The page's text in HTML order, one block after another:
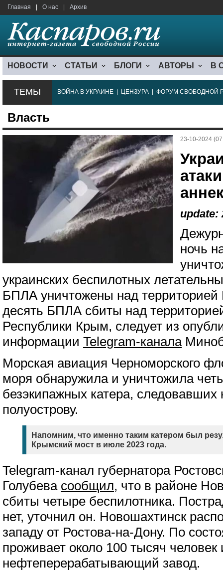
Главная О нас Архив
НОВОСТИ СТАТЬИ БЛОГИ АВТОРЫ В
ТЕМЫ ВОЙНА В УКРАИНЕ ЦЕНЗУРА ФОРУМ СВОБОДНОЙ
Власть
23-10-2024
update:
ночь
украинских беспилотных
БПЛА уничтожены над территорией
десять БПЛА сбиты над
Республики Крым, следует из
информации Telegram-канала
Морская авиация Черноморского
моря обнаружила и уничтожила
безэкипажных катера,
полуострову.
Напомним, что именно таким катером был
Крымский мост в июле 2023 года.
Telegram-канал губернатора
Голубева сообщил, что в районе
сбиты четыре беспилотника.
нет, уточнил он. Новошахтинск
западу от Ростова-на-Дону. По
проживает около 100 тысяч человек
нефтеперерабатывающий завод.